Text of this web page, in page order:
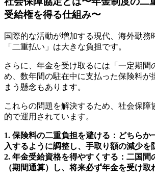
受給権を得る仕組み〜
国際的な活動が増加する現代、海外勤務
「二重払い」は大きな負担です。
さらに、年金を受け取るには「一定期間
め、数年間の駐在中に支払った保険料が
まう懸念もあります。
これらの問題を解決するため、社会保障
的で運用されています。
1. 保険料の二重負担を避ける：どちらか
入するように調整し、手取り額の減少を
2. 年金受給資格を得やすくする：二国間
（期間通算）し、将来必ず年金を受け取